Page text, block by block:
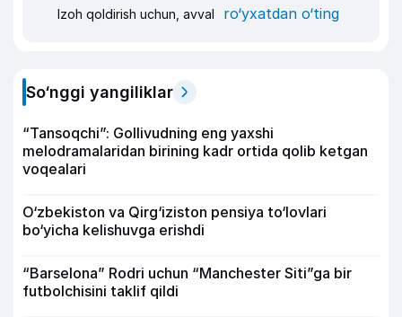
Izoh qoldirish uchun, avval ro‘yxatdan o‘ting
So‘nggi yangiliklar
“Tansoqchi”: Gollivudning eng yaxshi
melodramalaridan birining kadr ortida qolib ketgan
voqealari
O‘zbekiston va Qirg‘iziston pensiya to‘lovlari
bo‘yicha kelishuvga erishdi
“Barselona” Rodri uchun “Manchester Siti”ga bir
futbolchisini taklif qildi